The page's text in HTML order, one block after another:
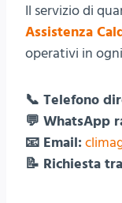
Il servizio di
Assistenza
operativi in
📞 Telefono
💬 WhatsApp
📧 Email:
📝 Richiesta